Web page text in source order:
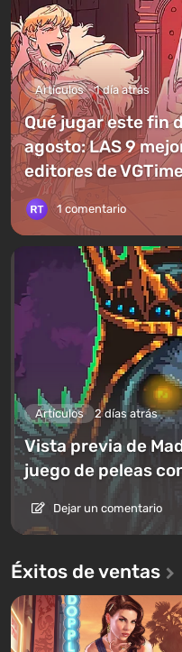
Artículos 1 día atrás
Qué jugar este fin
agosto: LAS 9
editores de
1 comentario
Artículos 2 días atrás
Vista previa de
juego de peleas
Dejar un comentario
Éxitos de ventas